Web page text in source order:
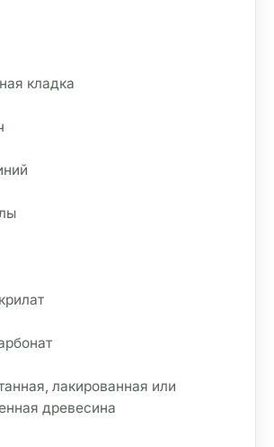
кладка
лакированная или
древесина